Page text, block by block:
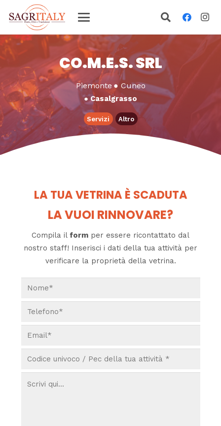
CO.M.E.S. SRL
Piemonte ● Cuneo
●Casalgrasso
Servizi Altro
LA TUA VETRINA È SCADUTA
LA VUOI RINNOVARE?
Compila il form per essere ricontattato dal
nostro staff! Inserisci i dati della tua attività per
verificare la proprietà della vetrina.